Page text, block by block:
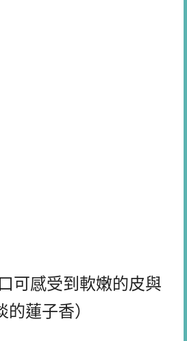
可感受到軟嫩的皮與
蓮子香）